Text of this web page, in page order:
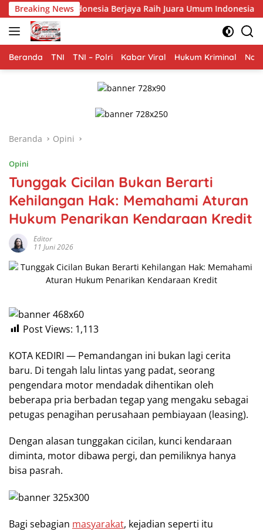
Langsung
ke
konten
Breaking News
Berjaya Raih Juara Umum Indonesia Open 8th Asian
Beranda TNI TNI – Polri Kabar Viral Hukum Kriminal
Beranda Opini
Opini
Tunggak Cicilan Bukan Berarti
Kehilangan Hak: Memahami Aturan
Hukum Penarikan Kendaraan Kredit
Editor
11 Juni 2026
Post Views: 1,113
KOTA KEDIRI — Pemandangan ini bukan lagi cerita
baru. Di tengah lalu lintas yang padat, seorang
pengendara motor mendadak dihentikan oleh
beberapa pria berbadan tegap yang mengaku sebagai
petugas penagihan perusahaan pembiayaan (leasing).
Dengan alasan tunggakan cicilan, kunci kendaraan
diminta, motor dibawa pergi, dan pemiliknya hanya
bisa pasrah.
Bagi sebagian masyarakat, kejadian seperti itu